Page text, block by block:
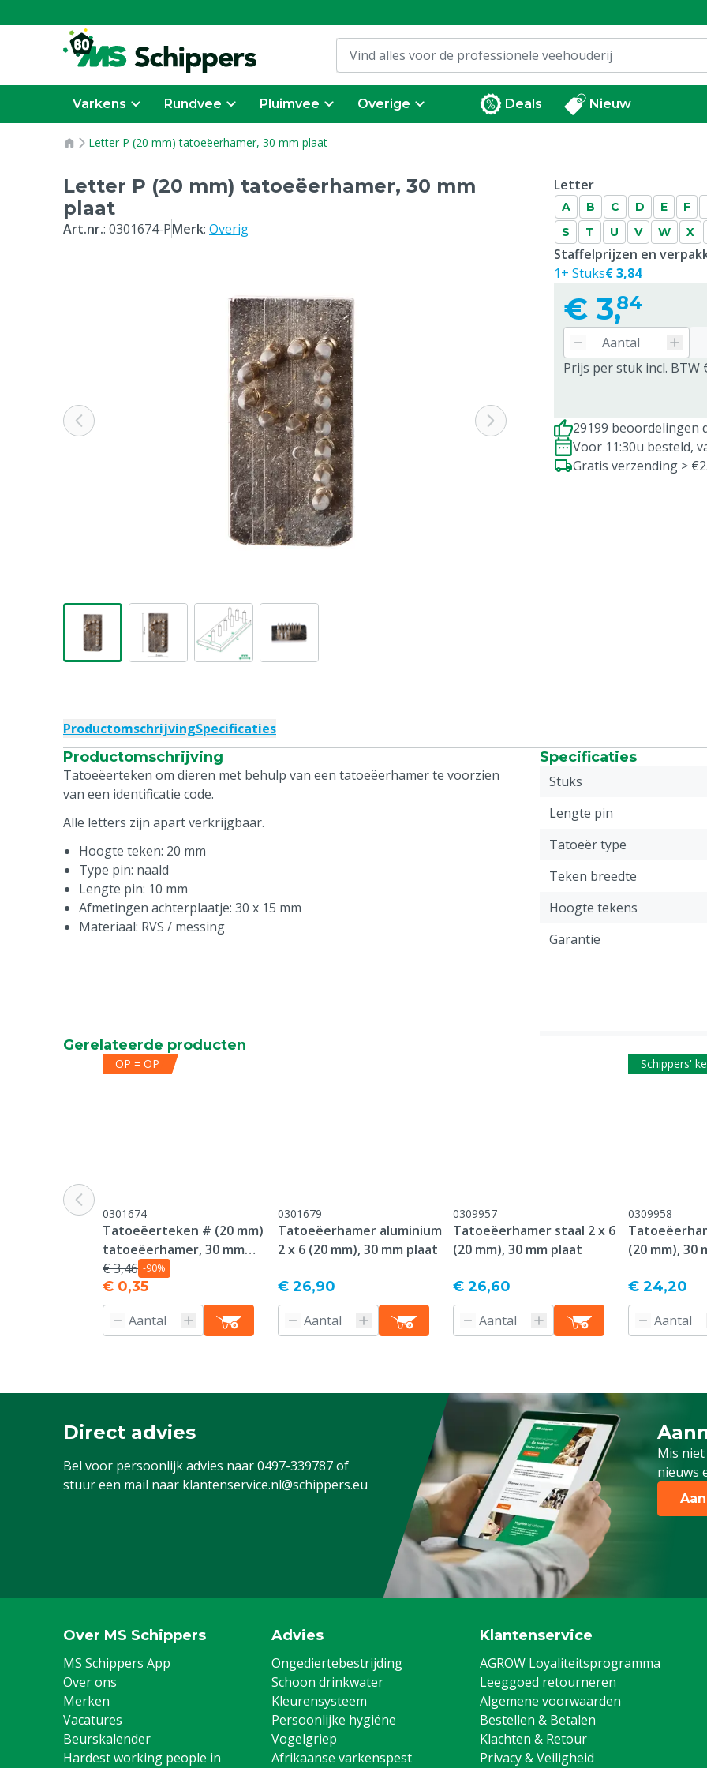
Varkens Rundvee Pluimvee Overige Deals Nieuw
Letter P (20 mm) tatoeëerhamer, 30 mm plaat
Letter P (20 mm) tatoeëerhamer, 30 mm
plaat
Art.nr.: 0301674-PMerk: Overig
Letter
A B C D E F
S
T U V W X
€3,84
Prijs per stuk incl. BTW
Staffelprijzen en
1+ Stuks€ 3,84
29199 beoordelingen
Voor 11:30u besteld,
Gratis verzending >
ProductomschrijvingSpecificaties
Productomschrijving
Tatoeëerteken om dieren met behulp van een tatoeëerhamer te voorzien
van een identificatie code.
Alle letters zijn apart verkrijgbaar.
Hoogte teken: 20 mm
Type pin: naald
Lengte pin: 10 mm
Afmetingen achterplaatje: 30 x 15 mm
Materiaal: RVS / messing
Specificaties
Stuks
Lengte pin
Tatoeër type
Teken breedte
Hoogte tekens
Garantie
Achterplaat dikte
Letter
Gerelateerde producten
OP = OP
0301674
Tatoeëerteken # (20 mm)
tatoeëerhamer, 30 mm
plaat
€ 3,46 -90%
€ 0,35
0301679
Tatoeëerhamer aluminium
2 x 6 (20 mm), 30 mm plaat
€ 26,90
0309957
Tatoeëerhamer staal 2 x 6
(20 mm), 30 mm plaat
€ 26,60
Schippers'
0309958
(20 mm), 30
€ 24,20
Direct advies
Bel voor persoonlijk advies naar0497-339787of
stuur een mail naar klantenservice.nl@schippers.eu
Mis
nieuws
Schrijf
Over MS Schippers
MS Schippers App
Over ons
Merken
Vacatures
Beurskalender
Hardest working people in
Advies
Ongediertebestrijding
Schoon drinkwater
Kleurensysteem
Persoonlijke hygiëne
Vogelgriep
Afrikaanse varkenspest
Klantenservice
AGROW Loyaliteitsprogramma
Leeggoed retourneren
Algemene voorwaarden
Bestellen & Betalen
Klachten & Retour
Privacy & Veiligheid